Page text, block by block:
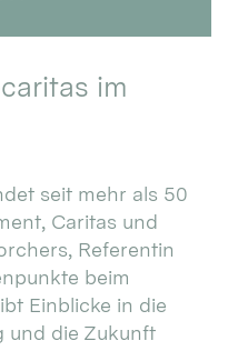
im
seit mehr als 50
Caritas und
Referentin
beim
Einblicke in die
und die Zukunft